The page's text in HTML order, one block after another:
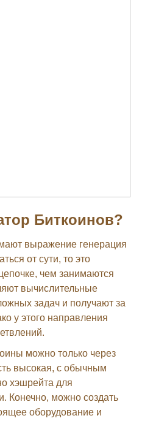
Биткоинов?
выражение генерация
от сути, то это
чем занимаются
вычислительные
задач и получают за
у этого направления
можно только через
высокая, с обычным
хэшрейта для
Конечно, можно создать
оборудование и